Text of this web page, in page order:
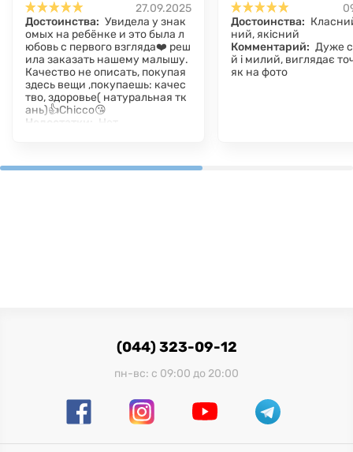
ВЕЛЮРОВЫЙ
ПОЛУКОМБИНЕЗОН
27.09.2025
Достоинства: Увидела у знак
омых на ребёнке и это была л
юбовь с первого взгляда❤️ реш
ила заказать нашему малышу.
Качество не описать, покупая
здесь вещи ,покупаешь: качес
тво, здоровье( натуральная тк
ань)👍Chicco😘
Недостатки:
Нет
Достоинства:
ний, якісний
Комментарий: Дуже
й і милий, виглядає
як на фото
(044) 323-09-12
пн-вс: с 09:00 до 20:00